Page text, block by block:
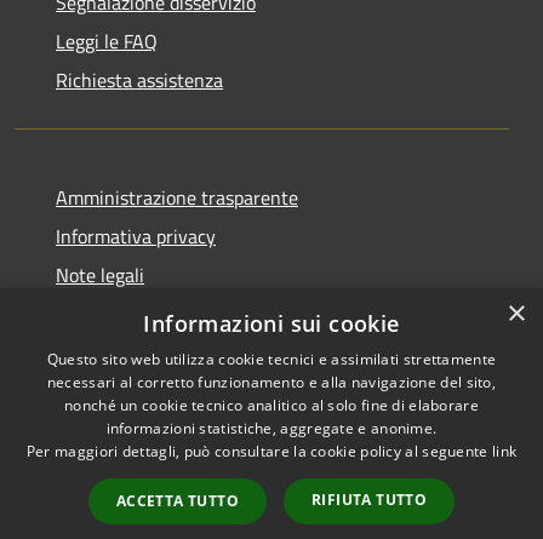
Leggi le FAQ
Richiesta assistenza
Amministrazione trasparente
Informativa privacy
Note legali
Dichiarazione di accessibilità
Accessibilità
Copyright © 2026 • Comune di
Barbariga • Powered by
Municipium•
Accesso
redazione
×
Informazioni sui cookie
Questo sito web utilizza cookie tecnici e assimilati strettamente
necessari al corretto funzionamento e alla navigazione del sito,
nonché un cookie tecnico analitico al solo fine di elaborare
informazioni statistiche, aggregate e anonime.
Per maggiori dettagli, può consultare la cookie policy al seguente link
ACCETTA TUTTO RIFIUTA TUTTO